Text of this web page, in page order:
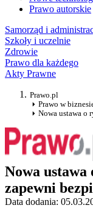
Prawo autorskie
Samorząd i
Szkoły i uczelnie
Zdrowie
Prawo dla każdego
Akty Prawne
Prawo.pl
Prawo w
Nowa ustawa o
Nowa ustawa
zapewni
Data dodania: